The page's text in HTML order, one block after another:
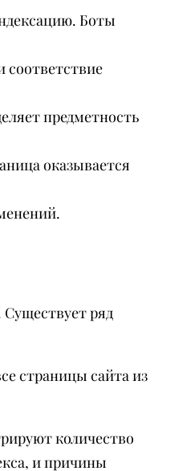
Боты
соответствие
предметность
оказывается
ряд
страницы сайта из
количество
и причины